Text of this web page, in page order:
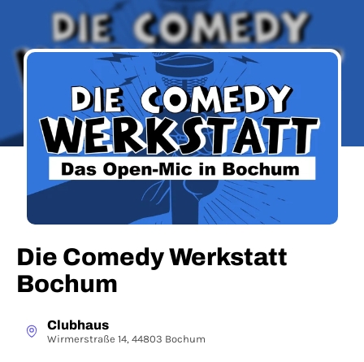
Die Comedy Werkstatt
Bochum
Clubhaus
Wirmerstraße 14, 44803 Bochum